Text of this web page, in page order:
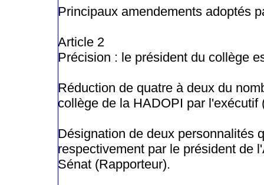
Principaux amendements adoptés
Article 2
Précision : le président du collège
Réduction de quatre à deux du
collège de la HADOPI par l'exécutif
Désignation de deux personnalités
respectivement par le président de
Sénat (Rapporteur).